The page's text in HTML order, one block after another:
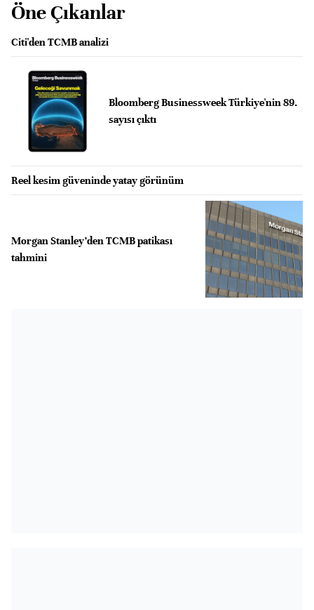
Öne Çıkanlar
Citi'den TCMB analizi
Bloomberg Businessweek Türkiye'nin 89.
sayısı çıktı
Reel kesim güveninde yatay görünüm
Morgan Stanley’den TCMB patikası
tahmini